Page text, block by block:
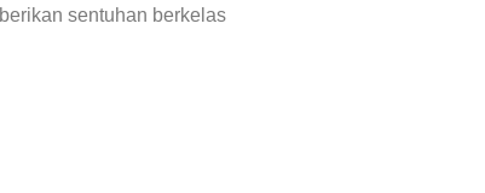
sentuhan berkelas